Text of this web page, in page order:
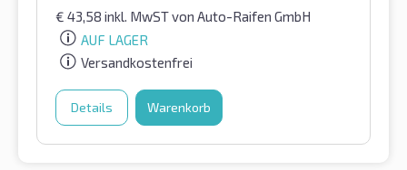
€ 43,58 inkl. MwSTvon Auto-Raifen GmbH
AUF LAGER
Versandkostenfrei
Details Warenkorb